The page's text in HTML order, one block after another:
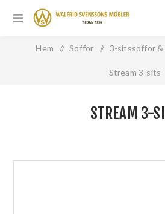
Hem / Soffor / 3-sitssoffor
Stream 3-sits
STREAM 3-